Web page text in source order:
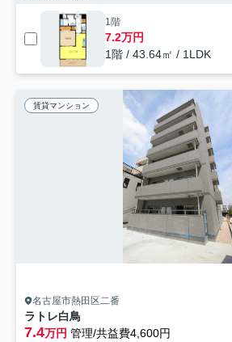
1階
7.2万円
1階 / 43.64㎡ / 1LDK
賃貸マンション
名古屋市熱田区二番
ラトレ白鳥
7.4万円 管理/共益費4,600円